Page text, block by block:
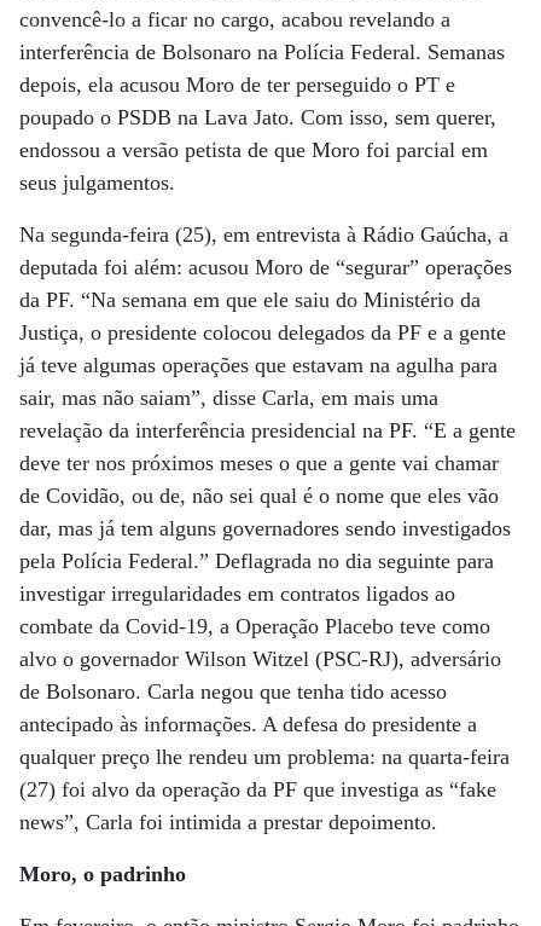
convencê-lo a ficar no cargo, acabou revelando a
interferência de Bolsonaro na Polícia Federal. Semanas
depois, ela acusou Moro de ter perseguido o PT e
poupado o PSDB na Lava Jato. Com isso, sem querer,
endossou a versão petista de que Moro foi parcial em
seus julgamentos.
Na segunda-feira (25), em entrevista à Rádio Gaúcha, a
deputada foi além: acusou Moro de “segurar” operações
da PF. “Na semana em que ele saiu do Ministério da
Justiça, o presidente colocou delegados da PF e a gente
já teve algumas operações que estavam na agulha para
sair, mas não saiam”, disse Carla, em mais uma
revelação da interferência presidencial na PF. “E a gente
deve ter nos próximos meses o que a gente vai chamar
de Covidão, ou de, não sei qual é o nome que eles vão
dar, mas já tem alguns governadores sendo investigados
pela Polícia Federal.” Deflagrada no dia seguinte para
investigar irregularidades em contratos ligados ao
combate da Covid-19, a Operação Placebo teve como
alvo o governador Wilson Witzel (PSC-RJ), adversário
de Bolsonaro. Carla negou que tenha tido acesso
antecipado às informações. A defesa do presidente a
qualquer preço lhe rendeu um problema: na quarta-feira
(27) foi alvo da operação da PF que investiga as “fake
news”, Carla foi intimida a prestar depoimento.
Moro, o padrinho